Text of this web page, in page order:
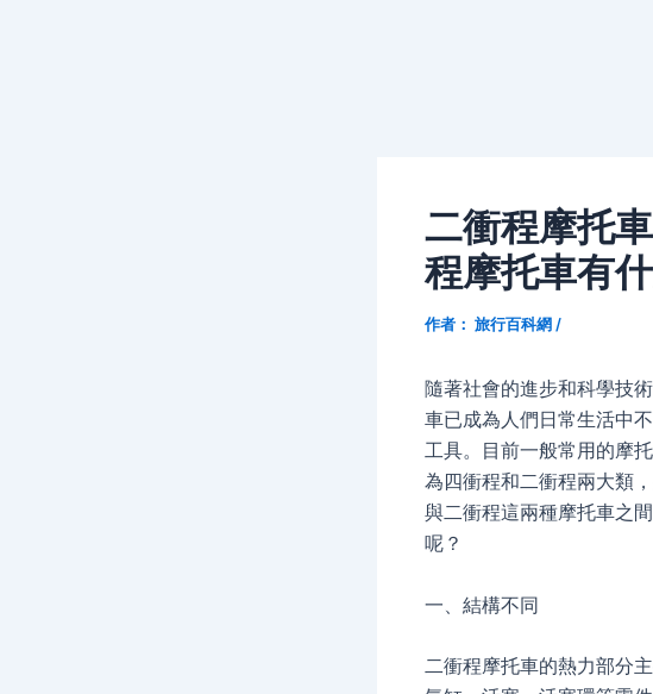
二衝程摩托
程摩托車有
作者： 旅行百科網 /
隨著社會的進步和科學技
車已成為人們日常生活中
工具。目前一般常用的摩
為四衝程和二衝程兩大類
與二衝程這兩種摩托車之
呢？
一、結構不同
二衝程摩托車的熱力部分主